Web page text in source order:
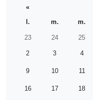
«
l.
m. m.
23 24 25
2 3 4
9 10 11
16 17 18